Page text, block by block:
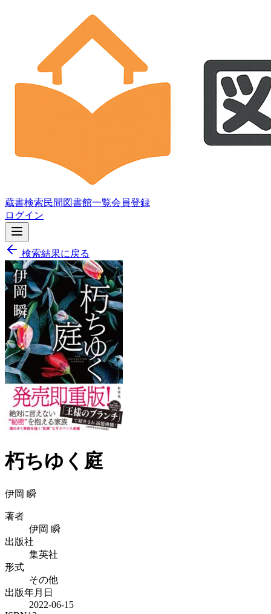
蔵書検索民間図書館一覧会員登録
ログイン
検索結果に戻る
朽ちゆく庭
伊岡 瞬
著者
伊岡 瞬
出版社
集英社
形式
その他
出版年月日
2022-06-15